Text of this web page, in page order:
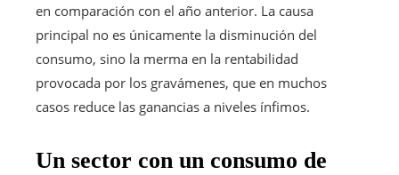
en comparación con el año anterior. La causa
principal no es únicamente la disminución del
consumo, sino la merma en la rentabilidad
provocada por los gravámenes, que en muchos
casos reduce las ganancias a niveles ínfimos.
Un sector con un consumo de